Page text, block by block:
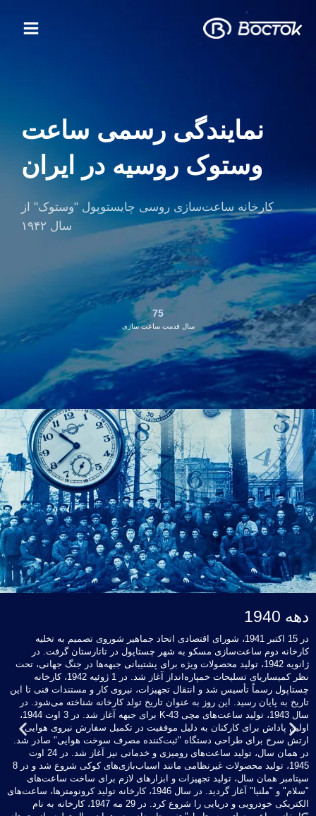
نمایندگی رسمی ساعت
وستوک روسیه در ایران
کارخانه ساعت‌سازی روسی چایستوپول "وستوک" از
سال ۱۹۴۲
75
سال قدمت ساعت سازی
دهه 1940
در 15 اکتبر 1941، شورای اقتصادی اتحاد جماهیر شوروی تصمیم به تخلیه
کارخانه دوم ساعت‌سازی مسکو به شهر چستاپول در تاتارستان گرفت. در
ژانویه 1942، تولید محصولات ویژه برای پشتیبانی جبهه‌ها در جنگ جهانی، تحت
نظر کمیساریای تسلیحات خمپاره‌انداز آغاز شد. در 1 ژوئیه 1942، کارخانه
چستاپول رسماً تأسیس شد و انتقال تجهیزات، نیروی کار و مستندات فنی تا این
تاریخ به پایان رسید. این روز به عنوان تاریخ تولد کارخانه شناخته می‌شود. در
سال 1943، تولید ساعت‌های مچی K-43 برای جبهه آغاز شد. در 3 اوت 1944،
اولین پاداش برای کارکنان به دلیل موفقیت در تکمیل سفارش نیروی هوایی
ارتش سرخ برای طراحی دستگاه "ثبت‌کننده مصرف سوخت هوایی" صادر شد.
در همان سال، تولید ساعت‌های رومیزی و خدماتی نیز آغاز شد. در 24 اوت
1945، تولید محصولات غیرنظامی مانند اسباب‌بازی‌های کوکی شروع شد و در 8
سپتامبر همان سال، تولید تجهیزات و ابزارهای لازم برای ساخت ساعت‌های
"سلام" و "ملنیا" آغاز گردید. در سال 1946، کارخانه تولید کرونومترها، ساعت‌های
الکتریکی خودرویی و دریایی را شروع کرد. در 29 مه 1947، کارخانه به نام